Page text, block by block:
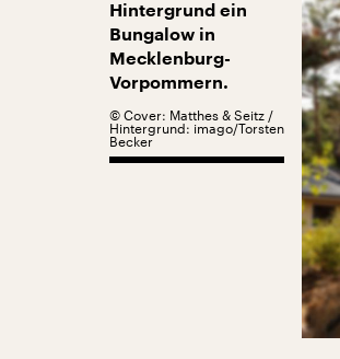
Hintergrund ein
Bungalow in
Mecklenburg-
Vorpommern.
© Cover: Matthes & Seitz /
Hintergrund: imago/Torsten
Becker